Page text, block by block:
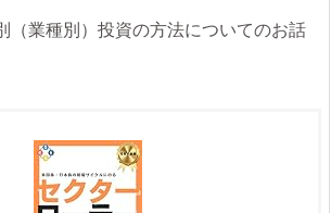
（業種別）投資の方法についてのお話